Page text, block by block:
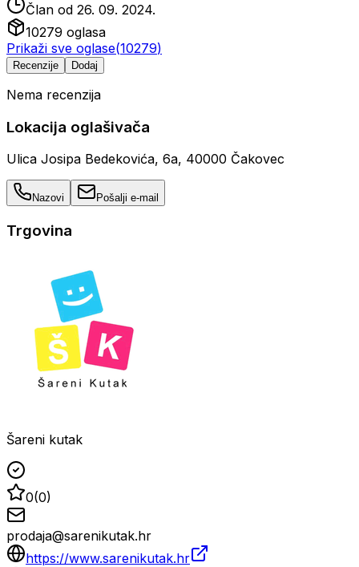
Član od 26. 09. 2024.
10279 oglasa
Prikaži sve oglase(10279)
Recenzije Dodaj
Nema recenzija
Lokacija oglašivača
Ulica Josipa Bedekovića, 6a, 40000 Čakovec
Nazovi Pošalji e-mail
Trgovina
Šareni kutak
0(0)
prodaja@sarenikutak.hr
https://www.sarenikutak.hr